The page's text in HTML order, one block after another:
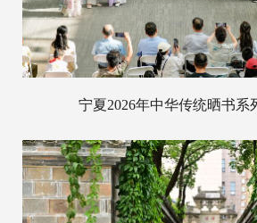
宁夏2026年中华传统晒书系